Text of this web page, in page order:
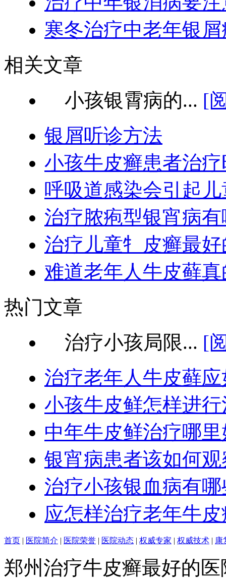
寒冬治疗中老年银
相关文章
小孩银霄病的... [
银屑听诊方法
小孩牛皮癣患者治
呼吸道感染会引起
治疗脓疱型银宵病
治疗儿童牜皮癣最
难道老年人牛皮藓
热门文章
治疗小孩局限... [
治疗老年人牛皮藓
小孩牛皮鲜怎样进
中年牛皮鲜治疗哪里
银宵病患者该如何
治疗小孩银血病有
应怎样治疗老年牛
首页 | 医院简介 | 医院荣誉 | 医院动态 | 权威专家 | 权威技术 | 康
郑州治疗牛皮癣最好的